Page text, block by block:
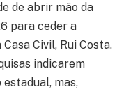
de abrir mão da
para ceder a
Civil, Rui Costa.
indicarem
mas,